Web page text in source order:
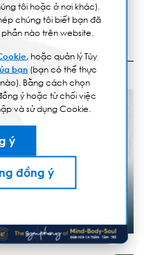
tôi hoặc ở nơi khác).
chúng tôi biết bạn đã
nào trên website.
, hoặc quản lý Tùy
bạn (bạn có thể thực
Bằng cách chọn
ý hoặc từ chối việc
và sử dụng Cookie.
ý
đồng ý